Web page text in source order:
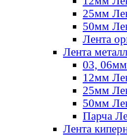
25мм
50мм
Лента
Лента
03, 06мм
12мм
25мм
50мм
Парча
Лента